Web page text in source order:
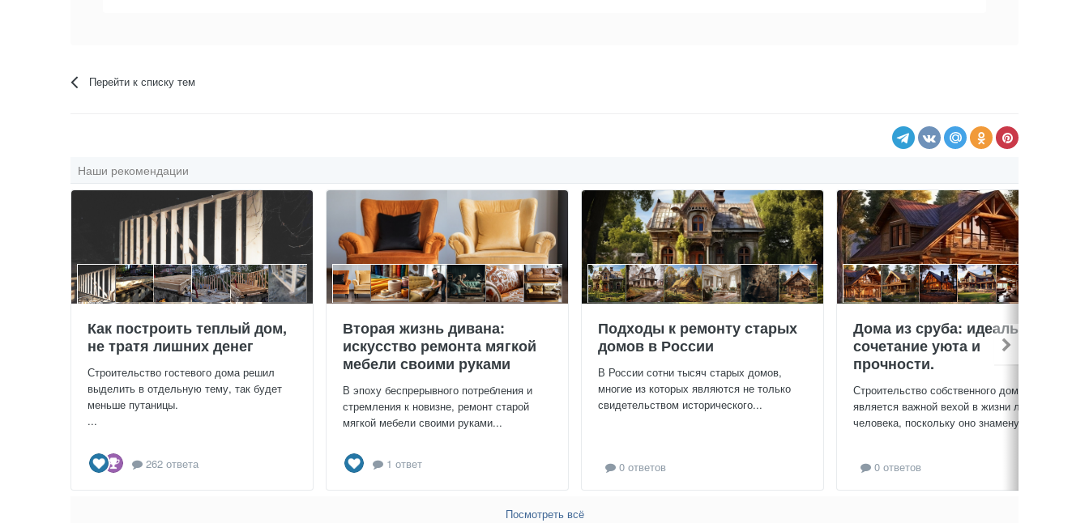
Перейти к списку тем
Наши рекомендации
Как построить теплый дом,
не тратя лишних денег
Строительство гостевого дома решил
выделить в отдельную тему, так будет
меньше путаницы.
...
262 ответа
Вторая жизнь дивана:
искусство ремонта мягкой
мебели своими руками
В эпоху беспрерывного потребления и
стремления к новизне, ремонт старой
мягкой мебели своими руками...
1 ответ
Подходы к ремонту старых
домов в России
В России сотни тысяч старых домов,
многие из которых являются не только
свидетельством исторического...
0 ответов
Дома из сруба: идеальное
сочетание уюта и
прочности.
Строительство собственного дома
является важной вехой в жизни любого
человека, поскольку оно знаменует...
0 ответов
Посмотреть всё